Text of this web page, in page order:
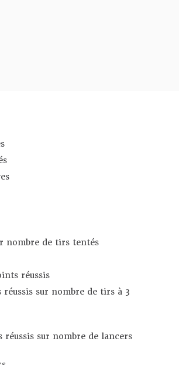
nombre de tirs tentés
réussis
sur nombre de tirs à 3
réussis sur nombre de lancers